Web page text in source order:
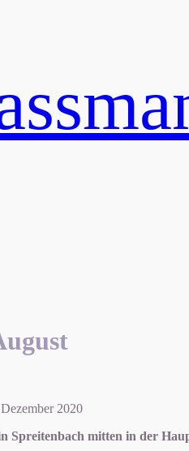
2020
mitten in der